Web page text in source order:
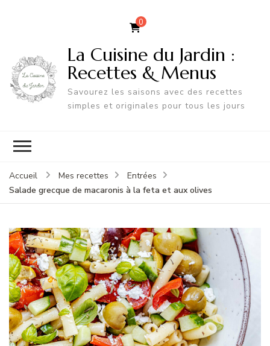
0
La Cuisine du Jardin :
Recettes & Menus
Savourez les saisons avec des recettes
simples et originales pour tous les jours
Accueil Mes recettes
Entrées
Salade grecque de macaronis à la feta et aux olives